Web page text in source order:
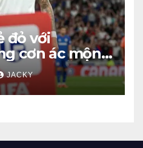
đỏ với
cơn ác mộng
vẫn
JACKY